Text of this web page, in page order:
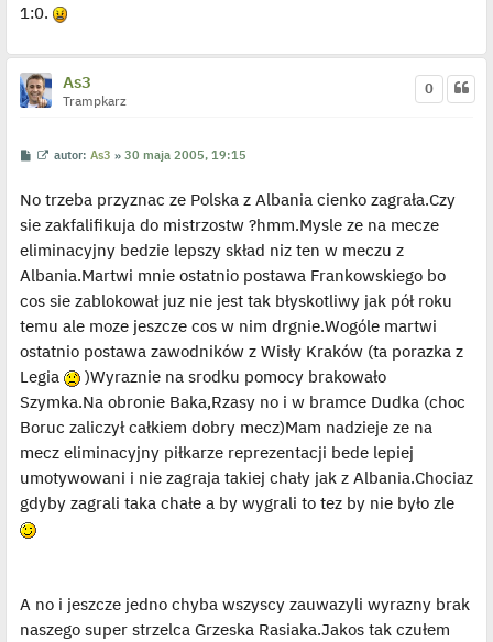
n
y
p
o
s
1:0.
As3
Trampkarz
0
P
t
W
w
i
e
l
o
j
e
d
n
z
y
p
o
t
autor:As3 »30 maja 2005, 19:15
No trzeba przyznac ze Polska z Albania cienko zagrała.Czy
sie zakfalifikuja do mistrzostw ?hmm.Mysle ze na mecze
eliminacyjny bedzie lepszy skład niz ten w meczu z
Albania.Martwi mnie ostatnio postawa Frankowskiego bo
cos sie zablokował juz nie jest tak błyskotliwy jak pół roku
temu ale moze jeszcze cos w nim drgnie.Wogóle martwi
ostatnio postawa zawodników z Wisły Kraków (ta porazka z
Legia
)Wyraznie na srodku pomocy brakowało
Szymka.Na obronie Baka,Rzasy no i w bramce Dudka (choc
Boruc zaliczył całkiem dobry mecz)Mam nadzieje ze na
mecz eliminacyjny piłkarze reprezentacji bede lepiej
umotywowani i nie zagraja takiej chały jak z Albania.Chociaz
gdyby zagrali taka chałe a by wygrali to tez by nie było zle
A no i jeszcze jedno chyba wszyscy zauwazyli wyrazny brak
naszego super strzelca Grzeska Rasiaka.Jakos tak czułem